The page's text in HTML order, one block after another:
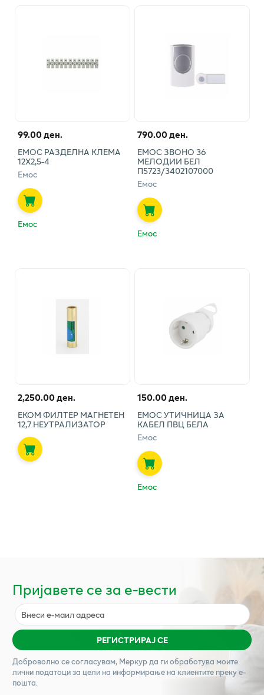
99.00 ден.
ЕМОС РАЗДЕЛНА КЛЕМА
12Х2,5-4
Емос
Емос
790.00 ден.
ЕМОС ЗВОНО 36
МЕЛОДИИ БЕЛ
П5723/3402107000
Емос
Емос
2,250.00 ден.
ЕКОМ ФИЛТЕР МАГНЕТЕН
12,7 НЕУТРАЛИЗАТОР
150.00 ден.
ЕМОС УТИЧНИЦА ЗА
КАБЕЛ ПВЦ БЕЛА
Емос
Емос
Пријавете се за е-вести
РЕГИСТРИРАЈ СЕ
Доброволно се согласувам, Меркурда ги обработува моите
лични податоци за цели на информирање на клиентите преку е-
пошта.